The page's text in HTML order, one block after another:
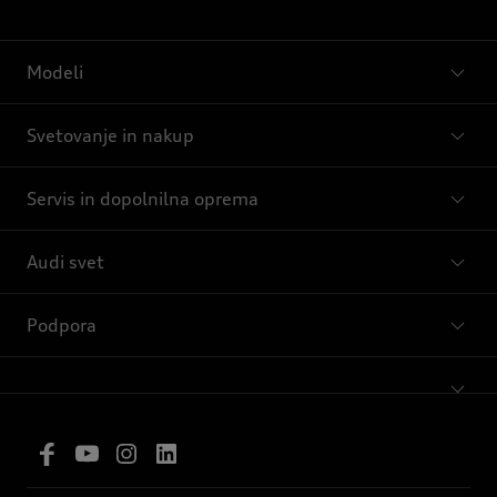
Modeli
Svetovanje in nakup
Servis in dopolnilna oprema
Audi svet
Podpora